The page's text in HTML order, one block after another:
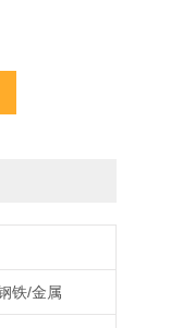
铁/金属